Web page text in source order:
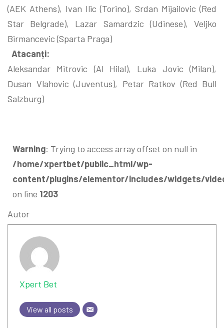
(AEK Athens), Ivan Ilic (Torino), Srdan Mijailovic (Red
Star Belgrade), Lazar Samardzic (Udinese), Veljko
Birmancevic (Sparta Praga)
Atacanți:
Aleksandar Mitrovic (Al Hilal), Luka Jovic (Milan),
Dusan Vlahovic (Juventus), Petar Ratkov (Red Bull
Salzburg)
Warning: Trying to access array offset on null in
/home/xpertbet/public_html/wp-
content/plugins/elementor/includes/widgets/
on line 1203
Autor
Xpert Bet
View all posts